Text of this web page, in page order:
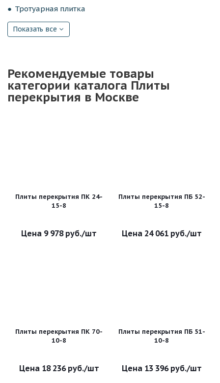
Тротуарная плитка
Показать все
Рекомендуемые товары
категории каталога Плиты
перекрытия в Москве
Плиты перекрытия ПК 24-
15-8
9 978руб./шт
Плиты перекрытия ПБ 52-
15-8
24 061руб./шт
Плиты перекрытия ПК 70-
10-8
18 236руб./шт
Плиты перекрытия ПБ 51-
10-8
13 396руб./шт